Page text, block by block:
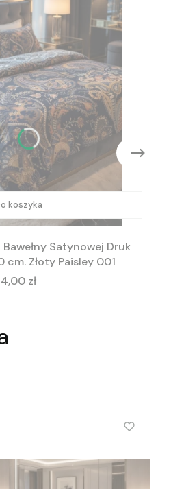
koszyka
Satynowej Druk
Złoty Paisley 001
zł